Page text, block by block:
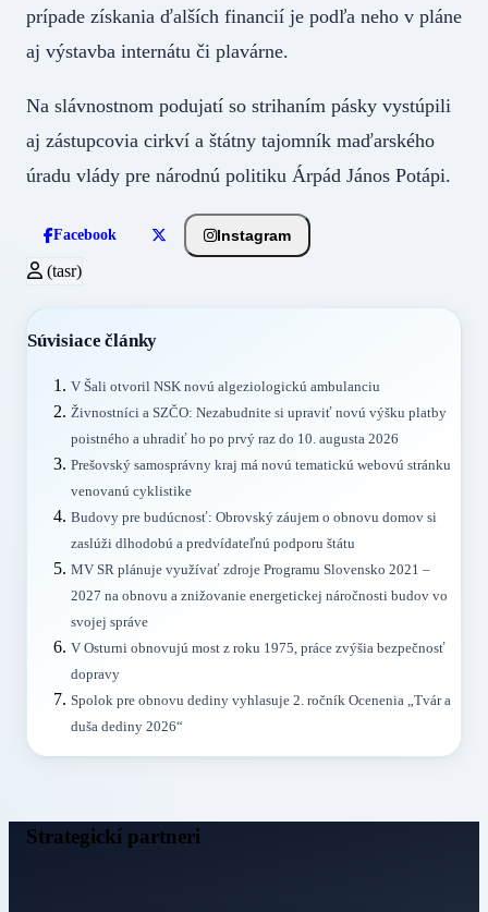
prípade získania ďalších financií je podľa neho v pláne
aj výstavba internátu či plavárne.
Na slávnostnom podujatí so strihaním pásky vystúpili
aj zástupcovia cirkví a štátny tajomník maďarského
úradu vlády pre národnú politiku Árpád János Potápi.
Facebook Instagram
(tasr)
Súvisiace články
V Šali otvoril NSK novú algeziologickú ambulanciu
Živnostníci a SZČO: Nezabudnite si upraviť novú výšku platby
poistného a uhradiť ho po prvý raz do 10. augusta 2026
Prešovský samosprávny kraj má novú tematickú webovú stránku
venovanú cyklistike
Budovy pre budúcnosť: Obrovský záujem o obnovu domov si
zaslúži dlhodobú a predvídateľnú podporu štátu
MV SR plánuje využívať zdroje Programu Slovensko 2021 –
2027 na obnovu a znižovanie energetickej náročnosti budov vo
svojej správe
V Osturni obnovujú most z roku 1975, práce zvýšia bezpečnosť
dopravy
Spolok pre obnovu dediny vyhlasuje 2. ročník Ocenenia „Tvár a
duša dediny 2026“
Strategickí partneri